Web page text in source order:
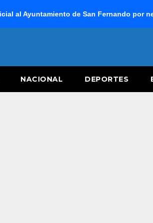
al Ayuntamiento de San Fernando por
NACIONAL DEPORTES